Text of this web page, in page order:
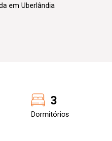
em Uberlândia
3
Dormitórios